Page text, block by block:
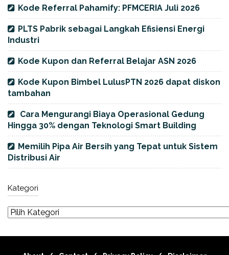
Kode Referral Pahamify: PFMCERIA Juli 2026
PLTS Pabrik sebagai Langkah Efisiensi Energi
Industri
Kode Kupon dan Referral Belajar ASN 2026
Kode Kupon Bimbel LulusPTN 2026 dapat diskon
tambahan
Cara Mengurangi Biaya Operasional Gedung
Hingga 30% dengan Teknologi Smart Building
Memilih Pipa Air Bersih yang Tepat untuk Sistem
Distribusi Air
Kategori